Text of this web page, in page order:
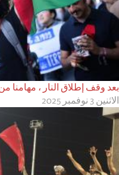
بعد وقف إطلاق النار ، مهامنا
الاثنين 3 نوفمبر 2025